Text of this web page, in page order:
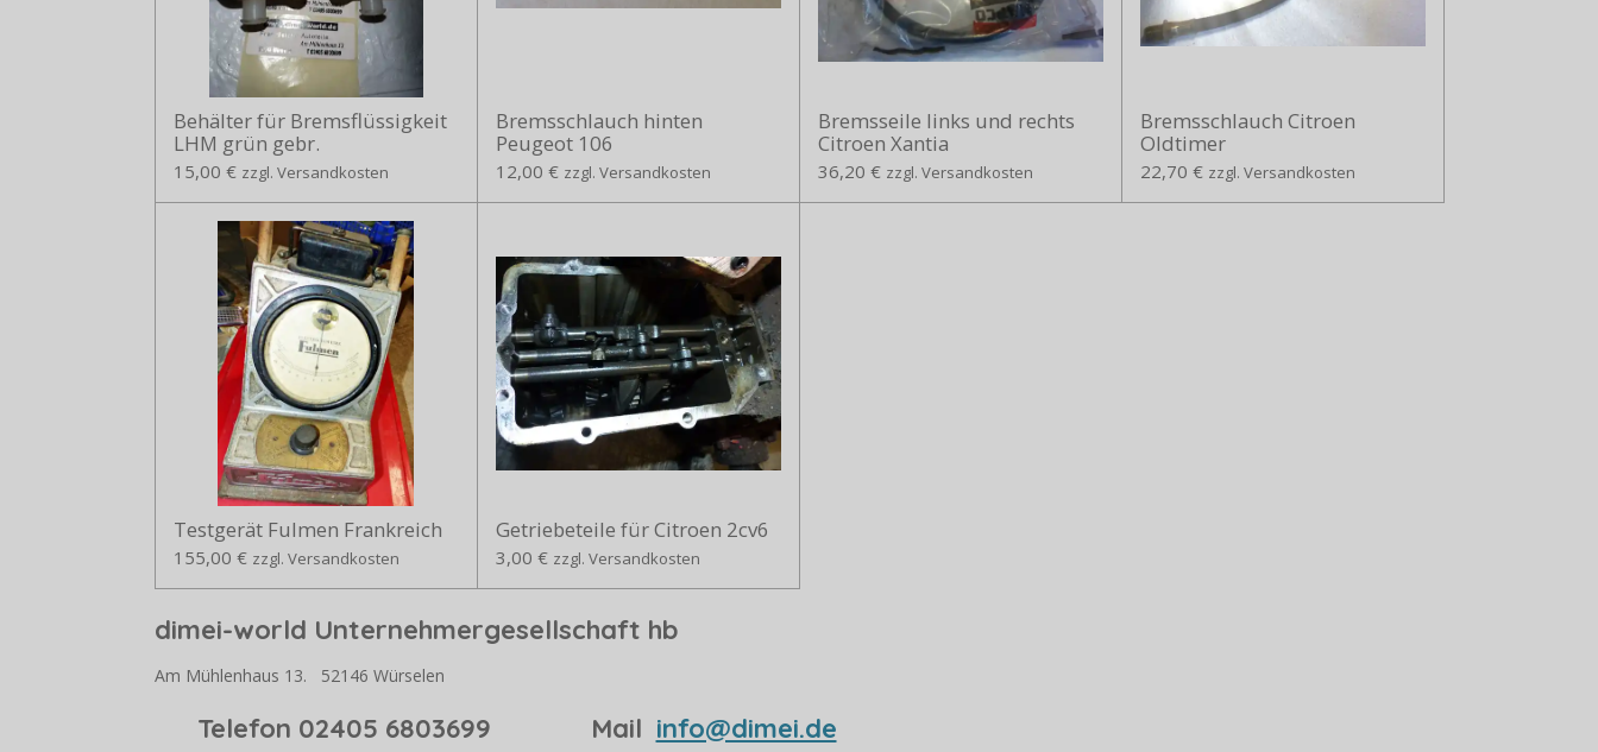
Behälter für Bremsflüssigkeit
LHM grün gebr.
15,00 € zzgl. Versandkosten
Bremsschlauch hinten
Peugeot 106
12,00 € zzgl. Versandkosten
Bremsseile links und rechts
Citroen Xantia
36,20 € zzgl. Versandkosten
Bremsschlauch Citroen
Oldtimer
22,70 € zzgl. Versandkosten
Testgerät Fulmen Frankreich
155,00 € zzgl. Versandkosten
Getriebeteile für Citroen 2cv6
3,00 € zzgl. Versandkosten
dimei-world Unternehmergesellschaft hb
Am Mühlenhaus 13. 52146 Würselen
Telefon 02405 6803699 Mail info@dimei.de